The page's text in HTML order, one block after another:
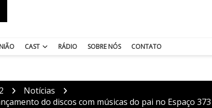
CAST RÁDIO SOBRE NÓS CONTATO
Notícias
do discos com músicas do pai no Espaço 373